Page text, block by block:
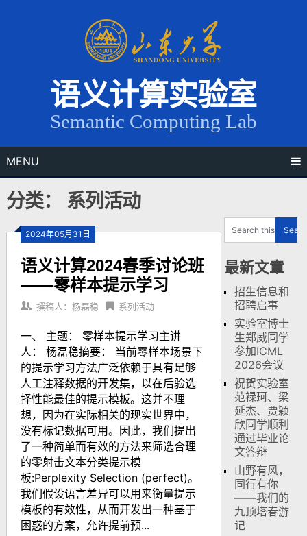
语义计算实验室
Semantic Computing Lab
MENU
分类： 系列活动
2024年05月31日
语义计算2024春季讨论班
——零样本提示学习
撰稿人：杨磊稳 系列活动
一、 主题： 零样本提示学习主讲
人： 杨磊稳摘要： 当前零样本场景下
的提示学习方法广泛依赖于具有足够
人工注释数据的开发集，以在后验选
择性能最佳的提示模板。这并不理
想，因为在实际相关的现实世界中，
没有标记数据可用。因此，我们提出
了一种简单而有效的方法来筛选合理
的零射击文本分类提示模
板:Perplexity Selection (perfect)。
我们假设语言差异可以用来衡量提示
模板的有效性，从而开发出一种基于
困惑的方案，允许提前预...
最新文章
招生信息和
招聘启事
实验室博士
生郑威同学
参加ICML
2026会议
祝贺实验室
范禄珂、梁
延杰、贾颖
欣同学顺利
通过毕业论
文答辩
山野有风，
同行有你
——我们的
九顶塔春游
记